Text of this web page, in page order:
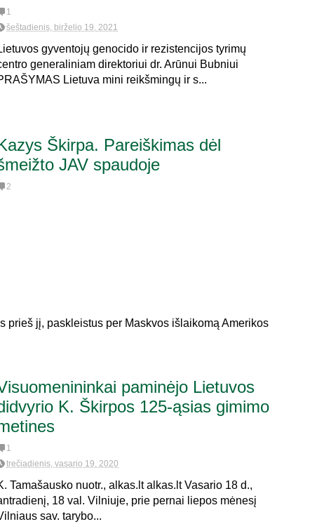
1
šeštadienis, birželio 19, 2021
gyventojų genocido ir rezistencijos tyrimų
generaliniam direktoriui dr. Arūnui Bubniui
Lietuva mini reikšmingų ir s...
Škirpa. Pareiškimas dėl
JAV spaudoje
2
prieš jį, paskleistus per Maskvos išlaikomą Amerikos
paminėjo Lietuvos
K. Škirpos 125-ąsias gimimo
1
trečiadienis, vasario 19, 2020
Tamašausko nuotr., alkas.lt alkas.lt Vasario 18 d.,
18 val. Vilniuje, prie pernai liepos mėnesį
sav. tarybo...